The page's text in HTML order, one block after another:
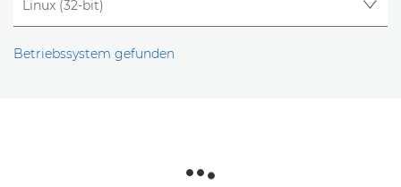
Betriebssystem gefunden